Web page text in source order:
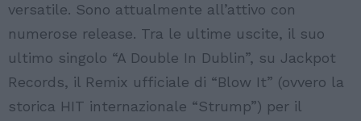
versatile. Sono attualmente all’attivo con
numerose release. Tra le ultime uscite, il suo
ultimo singolo “A Double In Dublin”, su Jackpot
Records, il Remix ufficiale di “Blow It” (ovvero la
storica HIT internazionale “Strump”) per il